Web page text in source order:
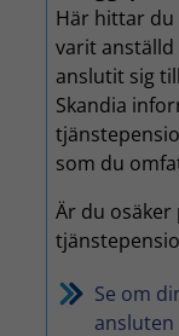
Här hittar du
varit
anslutit sig
Skandia
som du
Är du
Se om
ansluten